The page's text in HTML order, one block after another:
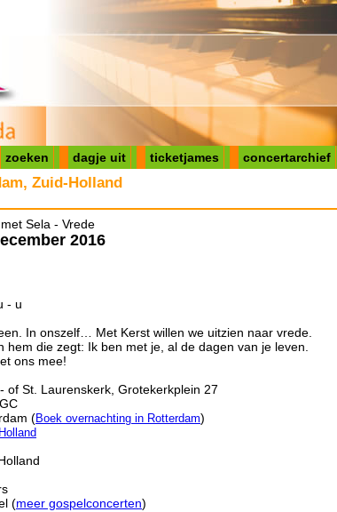
zoeken dagje uit ticketjames concertarchief
Zuid-Holland
Sela - Vrede
2016
- u
In onszelf… Met Kerst willen we uitzien naar vrede.
hem die zegt: Ik ben met je, al de dagen van je leven.
ons mee!
of St. Laurenskerk, Grotekerkplein 27
(Boek overnachting in Rotterdam)
(meer gospelconcerten)